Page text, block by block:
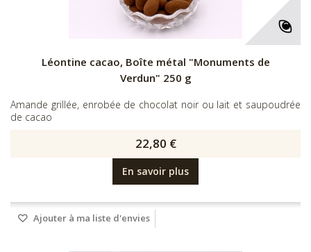
Léontine cacao, Boîte métal "Monuments de
Verdun" 250 g
Amande grillée, enrobée de chocolat noir ou lait et saupoudrée
de cacao
22,80 €
En savoir plus
Ajouter à ma liste d'envies